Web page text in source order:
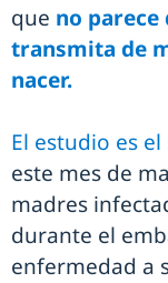
que no
transmita de
nacer.
El estudio es
este mes de
madres
durante el
enfermedad a